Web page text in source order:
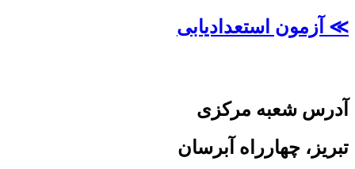
≫ آزمون استعدادیابی
آدرس شعبه مرکزی
تبریز، چهارراه آبرسان